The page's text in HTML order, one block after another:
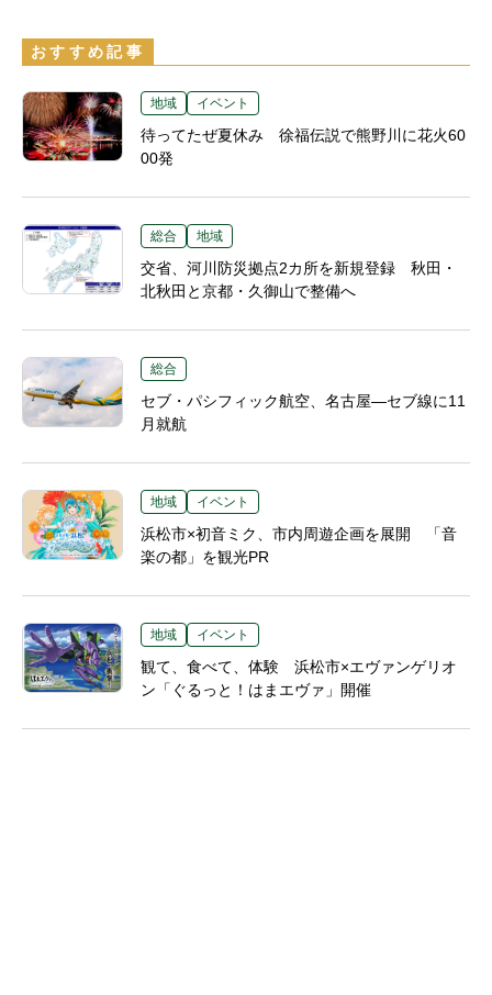
おすすめ記事
地域 イベント
待ってたぜ夏休み 徐福伝説で熊野川に花火60
00発
総合 地域
交省、河川防災拠点2カ所を新規登録 秋田・
北秋田と京都・久御山で整備へ
総合
セブ・パシフィック航空、名古屋―セブ線に11
月就航
地域 イベント
浜松市×初音ミク、市内周遊企画を展開 「音
楽の都」を観光PR
地域 イベント
観て、食べて、体験 浜松市×エヴァンゲリオ
ン「ぐるっと！はまエヴァ」開催